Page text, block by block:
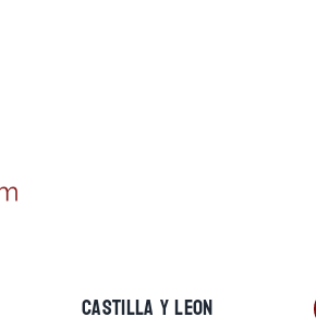
CASTILLA Y LEON